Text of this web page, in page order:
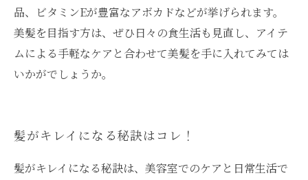
品、ビタミンEが豊富なアボカドなどが挙げられます。
美髪を目指す方は、ぜひ日々の食生活も見直し、アイテ
ムによる手軽なケアと合わせて美髪を手に入れてみては
いかがでしょうか。
髪がキレイになる秘訣はコレ！
髪がキレイになる秘訣は、美容室でのケアと日常生活で